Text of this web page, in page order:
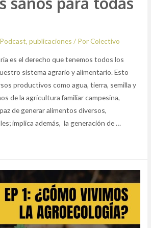
Podcast,publicaciones / PorColectivo
es el derecho que tenemos todos los
sistema agrario y alimentario. Esto
productivos como agua, tierra, semilla y
de la agricultura familiar campesina,
de generar alimentos diversos,
implica además, la generación de …